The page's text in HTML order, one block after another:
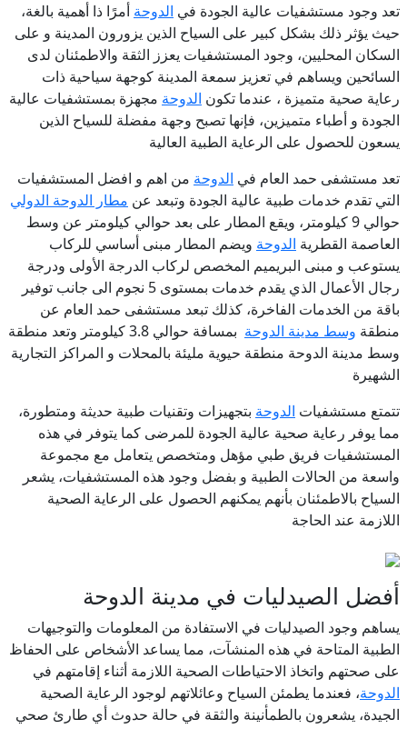
تعد وجود مستشفيات عالية الجودة في الدوحة أمرًا ذا أهمية بالغة،
حيث يؤثر ذلك بشكل كبير على السياح الذين يزورون المدينة و على
السكان المحليين، وجود المستشفيات يعزز الثقة والاطمئنان لدى
السائحين ويساهم في تعزيز سمعة المدينة كوجهة سياحية ذات
رعاية صحية متميزة ، عندما تكون الدوحة مجهزة بمستشفيات عالية
الجودة و أطباء متميزين، فإنها تصبح وجهة مفضلة للسياح الذين
يسعون للحصول على الرعاية الطبية العالية
تعد مستشفى حمد العام في الدوحة من اهم و افضل المستشفيات
التي تقدم خدمات طبية عالية الجودة وتبعد عن مطار الدوحة الدولي
حوالي 9 كيلومتر، ويقع المطار على بعد حوالي كيلومتر عن وسط
العاصمة القطرية الدوحة ويضم المطار مبنى أساسي للركاب
يستوعب و مبنى البريميم المخصص لركاب الدرجة الأولى ودرجة
رجال الأعمال الذي يقدم خدمات بمستوى 5 نجوم الى جانب توفير
باقة من الخدمات الفاخرة، كذلك تبعد مستشفى حمد العام عن
منطقة وسط مدينة الدوحة
بمسافة حوالي 3.8 كيلومتر وتعد منطقة
وسط مدينة الدوحة منطقة حيوية مليئة بالمحلات و المراكز التجارية
الشهيرة
تتمتع مستشفيات الدوحة بتجهيزات وتقنيات طبية حديثة ومتطورة،
مما يوفر رعاية صحية عالية الجودة للمرضى كما يتوفر في هذه
المستشفيات فريق طبي مؤهل ومتخصص يتعامل مع مجموعة
واسعة من الحالات الطبية و بفضل وجود هذه المستشفيات، يشعر
السياح بالاطمئنان بأنهم يمكنهم الحصول على الرعاية الصحية
اللازمة عند الحاجة
أفضل الصيدليات في مدينة الدوحة
يساهم وجود الصيدليات في الاستفادة من المعلومات والتوجيهات
الطبية المتاحة في هذه المنشآت، مما يساعد الأشخاص على الحفاظ
على صحتهم واتخاذ الاحتياطات الصحية اللازمة أثناء إقامتهم في
الدوحة، فعندما يطمئن السياح وعائلاتهم لوجود الرعاية الصحية
الجيدة، يشعرون بالطمأنينة والثقة في حالة حدوث أي طارئ صحي